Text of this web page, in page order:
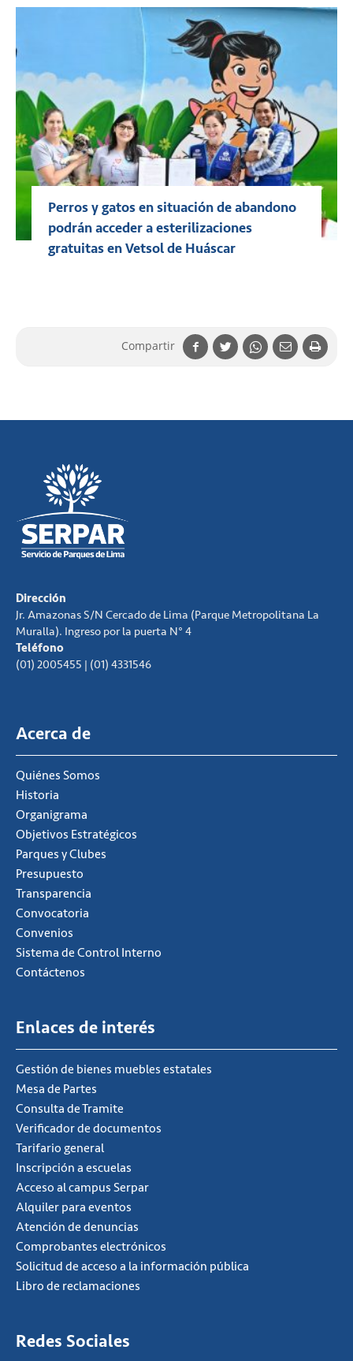
Perros y gatos en situación de abandono
podrán acceder a esterilizaciones
gratuitas en Vetsol de Huáscar
Compartir
Dirección
Jr. Amazonas S/N Cercado de Lima (Parque Metropolitana La
Muralla). Ingreso por la puerta N° 4
Teléfono
(01) 2005455 | (01) 4331546
Acerca de
Quiénes Somos
Historia
Organigrama
Objetivos Estratégicos
Parques y Clubes
Presupuesto
Transparencia
Convocatoria
Convenios
Sistema de Control Interno
Contáctenos
Enlaces de interés
Gestión de bienes muebles estatales
Mesa de Partes
Consulta de Tramite
Verificador de documentos
Tarifario general
Inscripción a escuelas
Acceso al campus Serpar
Alquiler para eventos
Atención de denuncias
Comprobantes electrónicos
Solicitud de acceso a la información pública
Libro de reclamaciones
Redes Sociales